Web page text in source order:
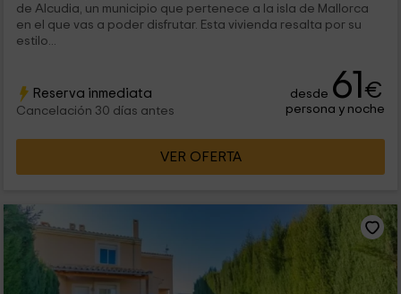
de Alcudia, un municipio que pertenece a la isla de Mallorca
en el que vas a poder disfrutar. Esta vivienda resalta por su
estilo...
Reserva inmediata
Cancelación 30 días antes
desde 61€
persona y noche
VER OFERTA